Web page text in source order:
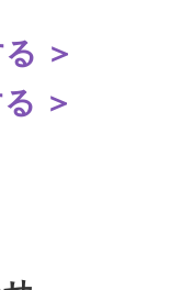
＞
＞